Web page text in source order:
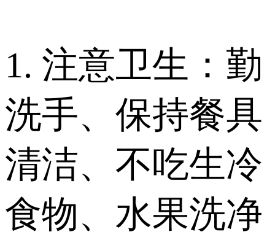
1. 注意卫生：勤
洗手、保持餐具
清洁、不吃生冷
食物、水果洗净